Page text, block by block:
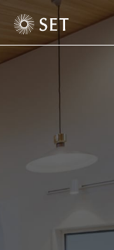
物件一覧
お客様の声